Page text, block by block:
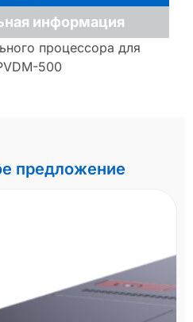
информация
процессора для
500
предложение